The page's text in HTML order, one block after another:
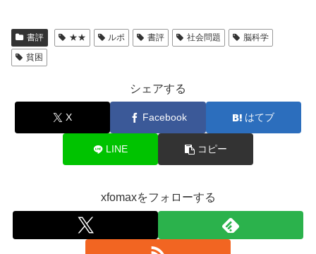
書評 ★★ ルポ 書評 社会問題
脳科学
貧困
シェアする
X Facebook はてブ
LINE コピー
xfomaxをフォローする